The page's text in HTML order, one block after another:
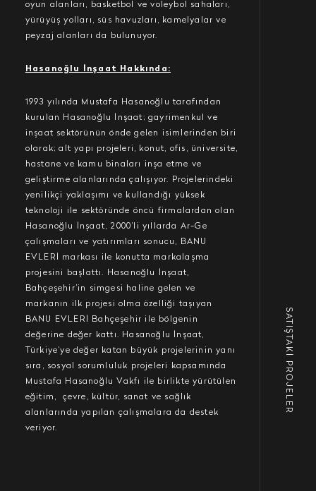
SATIŞTAKİ PROJELER
oyun alanları, basketbol ve voleybol sahaları,
yürüyüş yolları, süs havuzları, kamelyalar ve
peyzaj alanları da bulunuyor.
Hasanoğlu İnşaat Hakkında:
1993 yılında Mustafa Hasanoğlu tarafından
kurulan Hasanoğlu İnşaat; gayrimenkul ve
inşaat sektörünün önde gelen isimlerinden biri
olarak; alt yapı projeleri, konut, ofis, üniversite,
hastane ve kamu binaları inşa etme ve
geliştirme alanlarında çalışıyor. Projelerindeki
yenilikçi yaklaşımı ve kullandığı yüksek
teknoloji ile sektöründe öncü firmalardan olan
Hasanoğlu İnşaat, 2000’li yıllarda Ar-Ge
çalışmaları ve yatırımları sonucu, BANU
EVLERİ markası ile konutta markalaşma
projesini başlattı. Hasanoğlu İnşaat,
Bahçeşehir’in simgesi haline gelen ve
markanın ilk projesi olma özelliği taşıyan
BANU EVLERİ Bahçeşehir ile bölgenin
değerine değer kattı. Hasanoğlu İnşaat,
Türkiye’ye değer katan büyük projelerinin yanı
sıra, sosyal sorumluluk projeleri kapsamında
Mustafa Hasanoğlu Vakfı ile birlikte yürütülen
eğitim, çevre, kültür, sanat ve sağlık
alanlarında yapılan çalışmalara da destek
veriyor.